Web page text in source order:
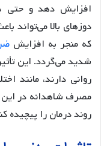
افزایش دهد و حتی
دوزهای بالا
که منجر به افزایش
شدید می‌گردد. این
روانی دارند، مانند
مصرف شاهدانه در این
روند درمان را پیچیده